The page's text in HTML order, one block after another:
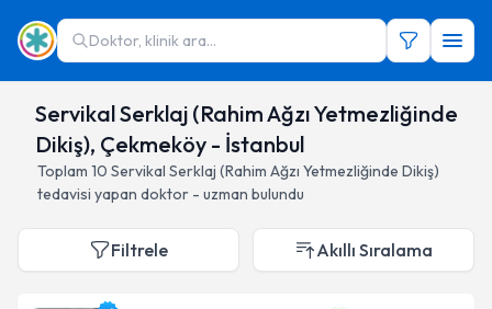
Doktor, klinik ara...
Servikal Serklaj (Rahim Ağzı Yetmezliğinde
Dikiş), Çekmeköy - İstanbul
Toplam 10 Servikal Serklaj (Rahim Ağzı Yetmezliğinde Dikiş)
tedavisi yapan doktor - uzman bulundu
Filtrele Akıllı Sıralama